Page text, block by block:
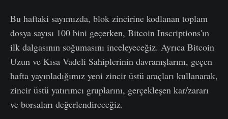
Bu haftaki sayımızda, blok zincirine kodlanan toplam
dosya sayısı 100 bini geçerken, Bitcoin Inscriptions'ın
ilk dalgasının soğumasını inceleyeceğiz. Ayrıca Bitcoin
Uzun ve Kısa Vadeli Sahiplerinin davranışlarını, geçen
hafta yayınladığımız yeni zincir üstü araçları kullanarak,
zincir üstü yatırımcı gruplarını, gerçekleşen kar/zararı
ve borsaları değerlendireceğiz.